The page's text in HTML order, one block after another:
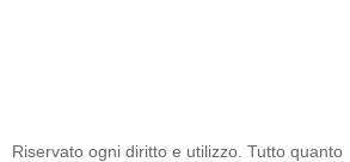
Riservato ogni diritto e utilizzo. Tutto quanto